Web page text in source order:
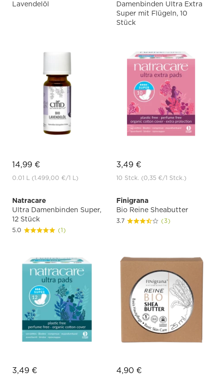
Lavendelöl
14,99 €
0.01 L (1.499,00 €/1 L)
Damenbinden Ultra Extra
Super mit Flügeln, 10
Stück
3,49 €
10 Stck. (0,35 €/1 Stck.)
Natracare
Ultra Damenbinden Super,
12 Stück
5.0 (1)
3,49 €
Finigrana
Bio Reine Sheabutter
3.7 (3)
4,90 €